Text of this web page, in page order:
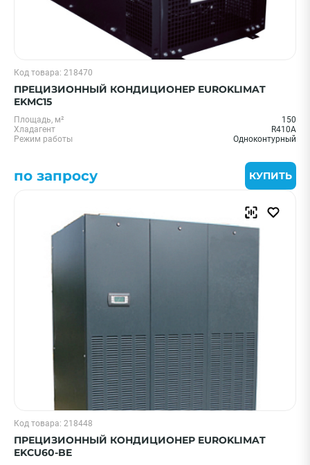
Код товара: 218470
ПРЕЦИЗИОННЫЙ КОНДИЦИОНЕР EUROKLIMAT
EKMC15
Площадь, м²
150
Хладагент
R410A
Режим работы
Одноконтурный
по запросу КУПИТЬ
Код товара: 218448
ПРЕЦИЗИОННЫЙ КОНДИЦИОНЕР EUROKLIMAT
EKCU60-BE